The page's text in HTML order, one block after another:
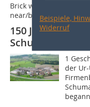
Beispiele,
Widerruf
Brick work/Ziegelei
near/bei Luzern,
150 Jahre in
Schumacher in
1
der